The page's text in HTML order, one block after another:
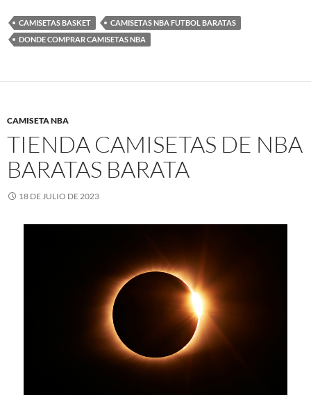
CAMISETAS BASKET
CAMISETAS NBA FUTBOL BARATAS
DONDE COMPRAR CAMISETAS NBA
CAMISETA NBA
TIENDA CAMISETAS DE NBA
BARATAS BARATA
18 DE JULIO DE 2023